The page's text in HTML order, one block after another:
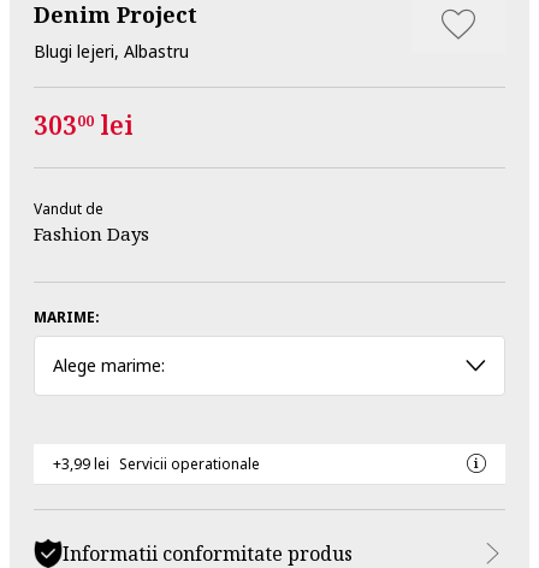
Denim Project
Blugi lejeri, Albastru
30300 lei
Vandut de
Fashion Days
MARIME:
Alege marime:
+3,99 lei Servicii operationale
Informatii conformitate produs